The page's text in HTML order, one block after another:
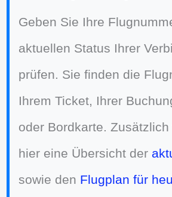
Geben Sie Ihre
aktuellen Status Ihrer
prüfen. Sie finden die
Ihrem Ticket, Ihrer
oder Bordkarte.
hier eine Übersicht der
sowie den Flugplan für